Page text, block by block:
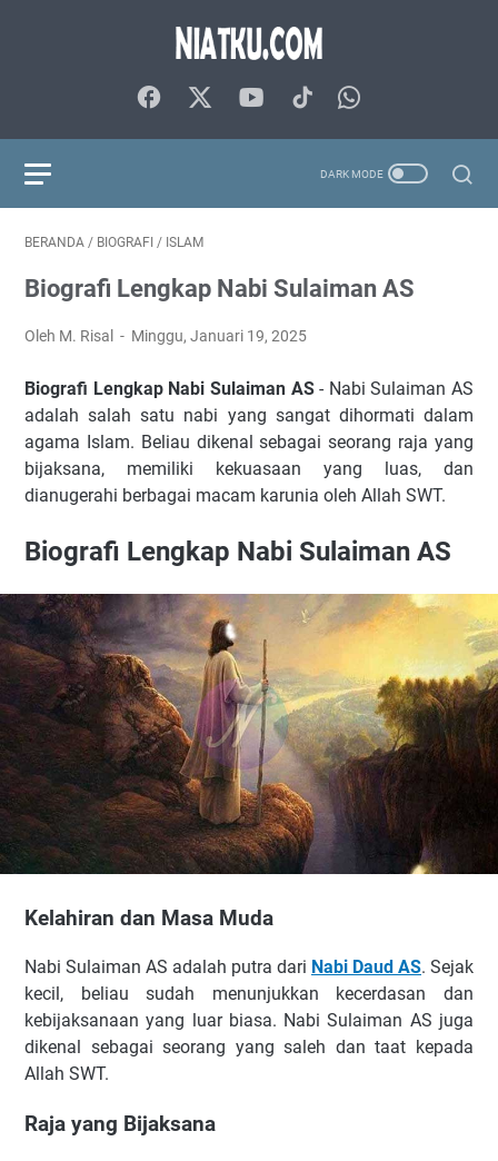
BERANDA / BIOGRAFI / ISLAM
Biografi Lengkap Nabi Sulaiman AS
Oleh M. Risal Minggu, Januari 19, 2025
Biografi Lengkap Nabi Sulaiman AS- Nabi Sulaiman AS
adalah salah satu nabi yang sangat dihormati dalam
agama Islam. Beliau dikenal sebagai seorang raja yang
bijaksana, memiliki kekuasaan yang luas, dan
dianugerahi berbagai macam karunia oleh Allah SWT.
Biografi Lengkap Nabi Sulaiman AS
Kelahiran dan Masa Muda
Nabi Sulaiman AS adalah putra dari Nabi Daud AS. Sejak
kecil, beliau sudah menunjukkan kecerdasan dan
kebijaksanaan yang luar biasa. Nabi Sulaiman AS juga
dikenal sebagai seorang yang saleh dan taat kepada
Allah SWT.
Raja yang Bijaksana